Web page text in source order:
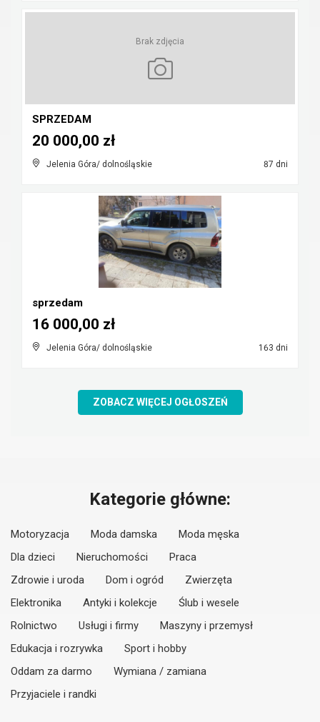
Brak zdjęcia
SPRZEDAM
Jelenia Góra/ dolnośląskie 87 dni
20 000,00 zł
sprzedam
Jelenia Góra/ dolnośląskie 163 dni
16 000,00 zł
ZOBACZ WIĘCEJ OGŁOSZEŃ
Kategorie główne:
Motoryzacja Moda damska
Moda męska
Dla dzieci
Nieruchomości
Praca
Zdrowie i uroda
Dom i ogród
Zwierzęta
Elektronika
Antyki i kolekcje
Ślub i wesele
Rolnictwo
Usługi i firmy
Maszyny i przemysł
Edukacja i rozrywka
Sport i hobby
Oddam za darmo
Wymiana / zamiana
Przyjaciele i randki